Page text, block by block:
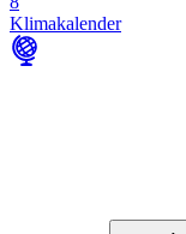
Klimakalender